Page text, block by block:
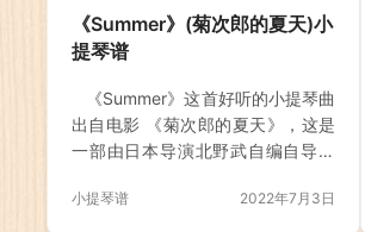
点原因： 1. 他本身的专业是小提琴
演奏，也一直用真名示人，近年来
涉足影视歌曲创作，他创作的歌曲
有《这世界那么多人》《萱草花》
等歌曲；有人说是“艺术洁癖”，也许
没那么神圣，但确实是与以往创作
一个偏艺术，一个偏商业传播。用
《Summer》(菊次郎的夏天)小
提琴谱
《Summer》这首好听的小提琴曲
出自电影 《菊次郎的夏天》，这是
一部由日本导演北野武自编自导自
《Summer》是这部电影的主题
小提琴谱 2022年7月3日